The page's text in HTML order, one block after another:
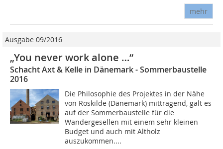
mehr
Ausgabe 09/2016
„You never work alone …“
Schacht Axt & Kelle in Dänemark - Sommerbaustelle
2016
Die Philosophie des Projektes in der Nähe
von Roskilde (Dänemark) mittragend, galt es
auf der Sommerbaustelle für die
Wandergesellen mit einem sehr kleinen
Budget und auch mit Altholz
auszukommen....